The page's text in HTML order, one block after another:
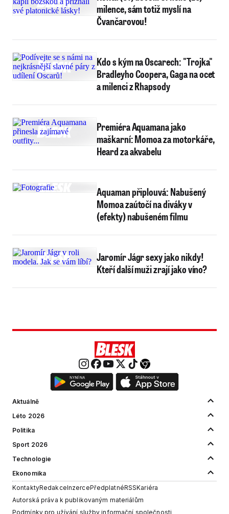
milence, sám totiž myslí na
Čvančarovou!
Kdo s kým na Oscarech: "Trojka"
Bradleyho Coopera, Gaga na ocet
a milenci z Rhapsody
Premiéra Aquamana jako
maškarní: Momoa za motorkáře,
Heard za akvabelu
Aquaman připlouvá: Nabušený
Momoa zaútočí na diváky v
(efekty) nabušeném filmu
Jaromír Jágr sexy jako nikdy!
Kteří další muži zrají jako víno?
Aktuálně
Léto 2026
Politika
Sport 2026
Technologie
Ekonomika
KontaktyRedakceInzercePředplatnéRSSKariéra
Autorská práva k publikovaným materiálům
Podmínky pro užívání služby informační společnosti